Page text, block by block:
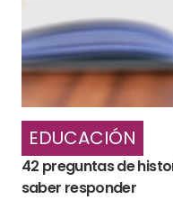
EDUCACIÓN
42 preguntas de
saber responder